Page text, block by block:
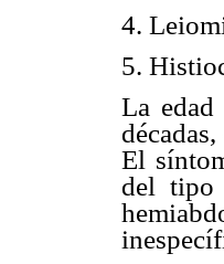
4.
5.
La
El
del tipo